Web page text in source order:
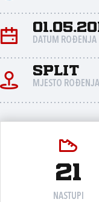
DATUM ROĐENJA
Split
MJESTO ROĐENJA
21
NASTUPI